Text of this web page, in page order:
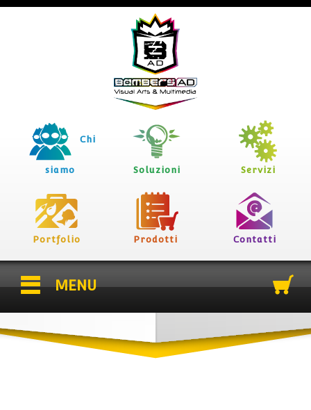
Chi
siamo Soluzioni Servizi
Portfolio Prodotti Contatti
MENU